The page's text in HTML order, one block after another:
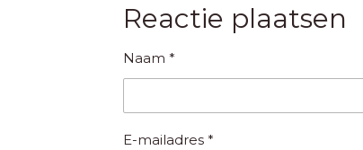
e
n
Reactie plaatsen
Naam *
E-mailadres *